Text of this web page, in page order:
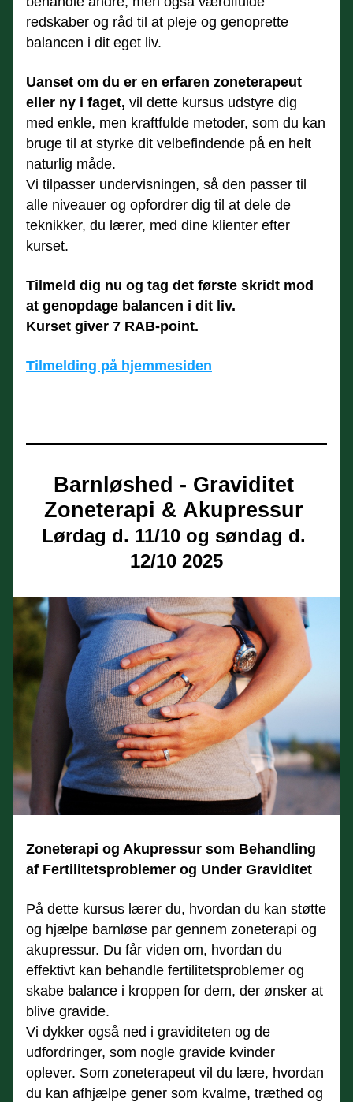
redskaber og råd til at pleje og genoprette
balancen i dit eget liv.
Uanset om du er en erfaren zoneterapeut
eller ny i faget, vil dette kursus udstyre dig
med enkle, men kraftfulde metoder, som du kan
bruge til at styrke dit velbefindende på en helt
naturlig måde.
Vi tilpasser undervisningen, så den passer til
alle niveauer og opfordrer dig til at dele de
teknikker, du lærer, med dine klienter efter
kurset.
Tilmeld dig nu og tag det første skridt mod
at genopdage balancen i dit liv.
Kurset giver 7 RAB-point.
Tilmelding på hjemmesiden
Barnløshed - Graviditet
Zoneterapi & Akupressur
Lørdag d. 11/10 og søndag d.
12/10 2025
Zoneterapi og Akupressur som Behandling
af Fertilitetsproblemer og Under Graviditet
På dette kursus lærer du, hvordan du kan støtte
og hjælpe barnløse par gennem zoneterapi og
akupressur. Du får viden om, hvordan du
effektivt kan behandle fertilitetsproblemer og
skabe balance i kroppen for dem, der ønsker at
blive gravide.
Vi dykker også ned i graviditeten og de
udfordringer, som nogle gravide kvinder
oplever. Som zoneterapeut vil du lære, hvordan
du kan afhjælpe gener som kvalme, træthed og